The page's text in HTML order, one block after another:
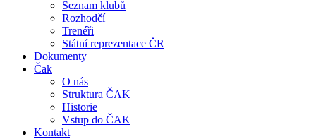
Seznam klubů
Rozhodčí
Trenéři
Státní reprezentace ČR
Dokumenty
Čak
O nás
Struktura ČAK
Historie
Vstup do ČAK
Kontakt